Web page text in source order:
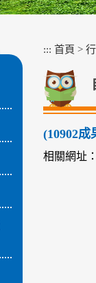
::: 首頁 >
(10902
相關網址：